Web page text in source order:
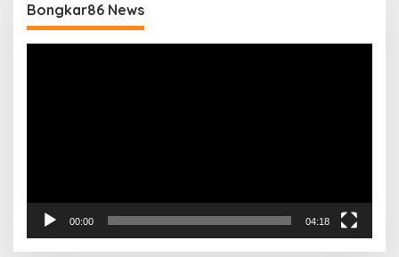
Bongkar86 News
00:00 04:18